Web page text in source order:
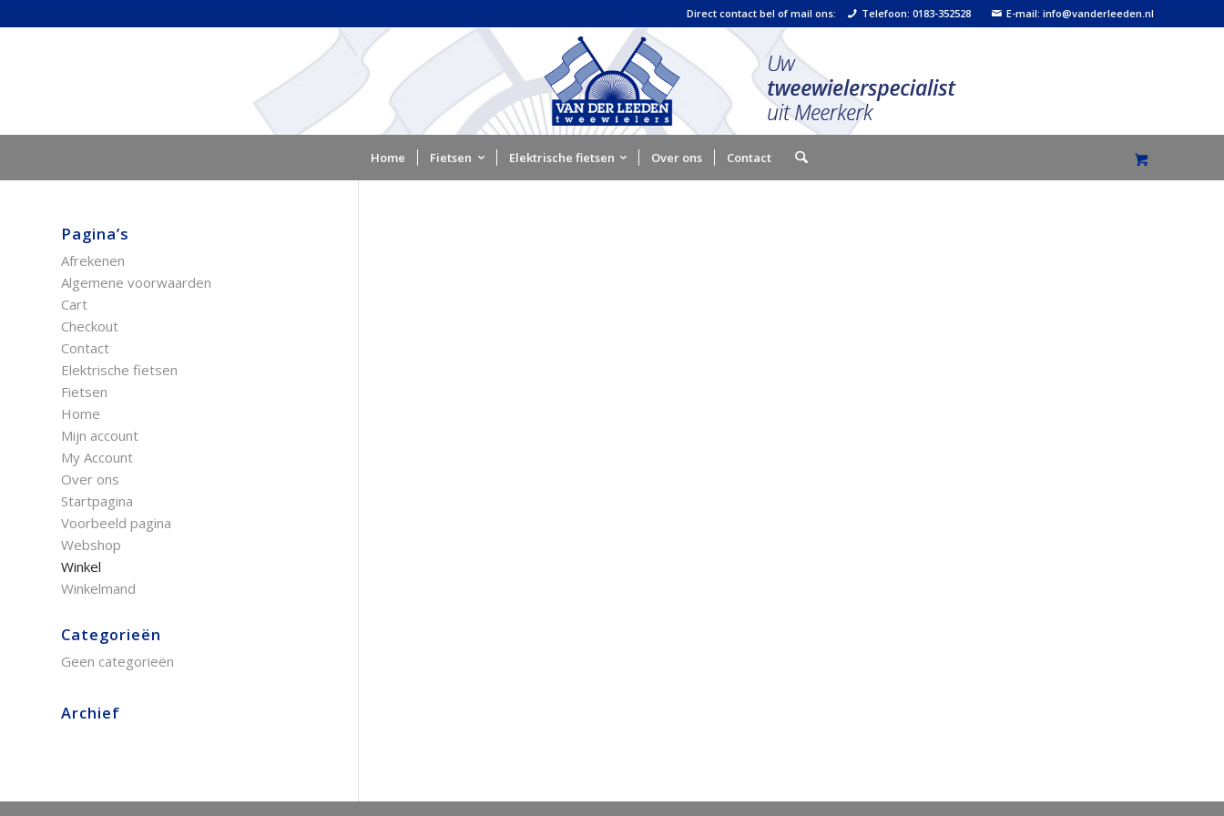
Direct contact bel of mail ons: Telefoon: 0183-352528 E-mail: info@vanderleeden.nl
Home Fietsen Elektrische fietsen Over ons Contact
Pagina’s
Afrekenen
Algemene voorwaarden
Cart
Checkout
Contact
Elektrische fietsen
Fietsen
Home
Mijn account
My Account
Over ons
Startpagina
Voorbeeld pagina
Webshop
Winkel
Winkelmand
Categorieën
Geen categorieën
Archief